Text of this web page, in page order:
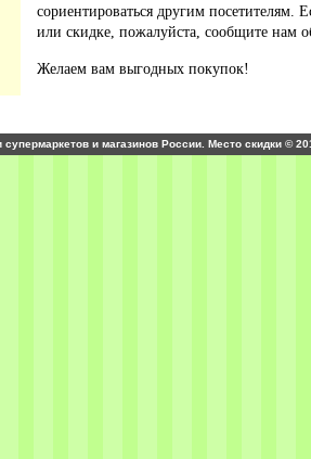
сориентироваться другим
или скидке, пожалуйста, сообщите нам
Желаем вам выгодных покупок!
и магазинов России. Место скидки ©